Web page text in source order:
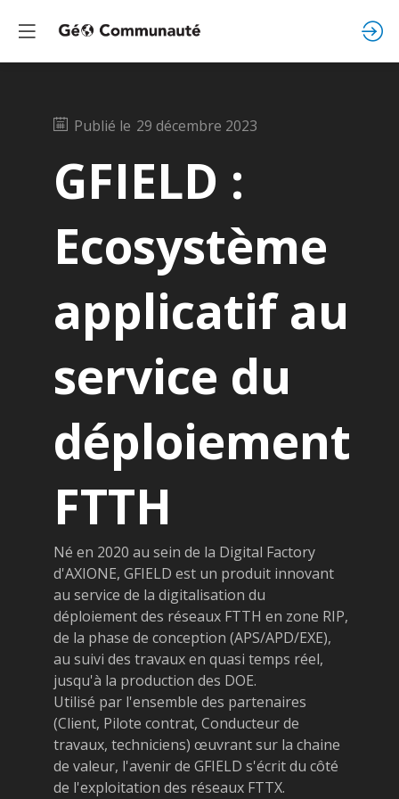
Publié le 29 décembre 2023
GFIELD :
Ecosystème
applicatif au
service du
déploiement
FTTH
Né en 2020 au sein de la Digital Factory
d'AXIONE, GFIELD est un produit innovant
au service de la digitalisation du
déploiement des réseaux FTTH en zone RIP,
de la phase de conception (APS/APD/EXE),
au suivi des travaux en quasi temps réel,
jusqu'à la production des DOE.
Utilisé par l'ensemble des partenaires
(Client, Pilote contrat, Conducteur de
travaux, techniciens) œuvrant sur la chaine
de valeur, l'avenir de GFIELD s'écrit du côté
de l'exploitation des réseaux FTTX.